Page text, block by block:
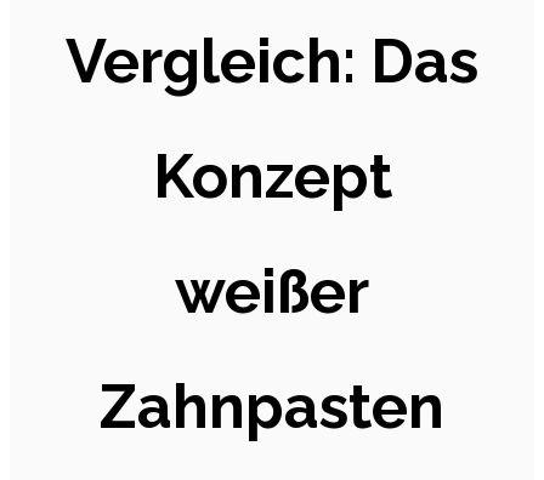
Vergleich: Das
Konzept
weißer
Zahnpasten